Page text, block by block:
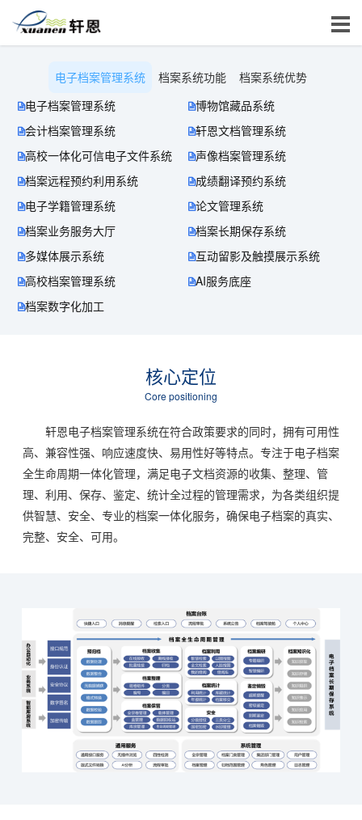
电子档案管理系统 档案系统功能
档案系统优势
电子档案管理系统
博物馆藏品系统
会计档案管理系统
轩恩文档管理系统
高校一体化可信电子文件系统
声像档案管理系统
档案远程预约利用系统
成绩翻译预约系统
电子学籍管理系统
论文管理系统
档案业务服务大厅
档案长期保存系统
多媒体展示系统
互动留影及触摸展示系统
高校档案管理系统
AI服务底座
档案数字化加工
核心定位
Core positioning
轩恩电子档案管理系统在符合政策要求的同时，拥有可用性
高、兼容性强、响应速度快、易用性好等特点。专注于电子档案
全生命周期一体化管理，满足电子文档资源的收集、整理、管
理、利用、保存、鉴定、统计全过程的管理需求，为各类组织提
供智慧、安全、专业的档案一体化服务，确保电子档案的真实、
完整、安全、可用。